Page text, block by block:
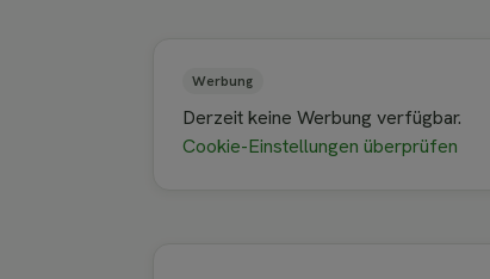
Werbung
Derzeit keine Werbung verfügbar.
Cookie-Einstellungen überprüfen